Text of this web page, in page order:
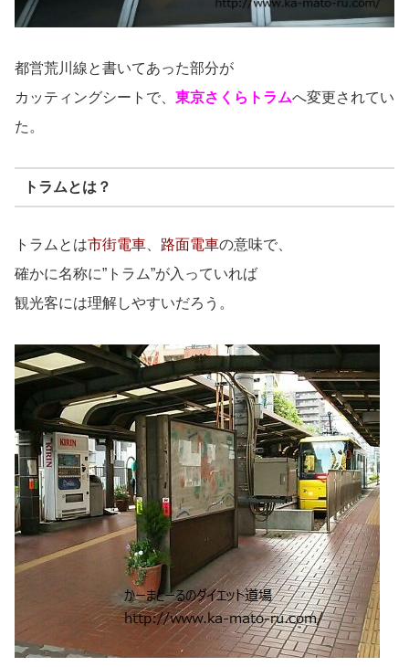
都営荒川線と書いてあった部分が
カッティングシートで、 東京さくらトラムへ変更されてい
た。
トラムとは？
トラムとは市街電車、 路面電車の意味で、
確かに名称に”トラム”が入っていれば
観光客には理解しやすいだろう。